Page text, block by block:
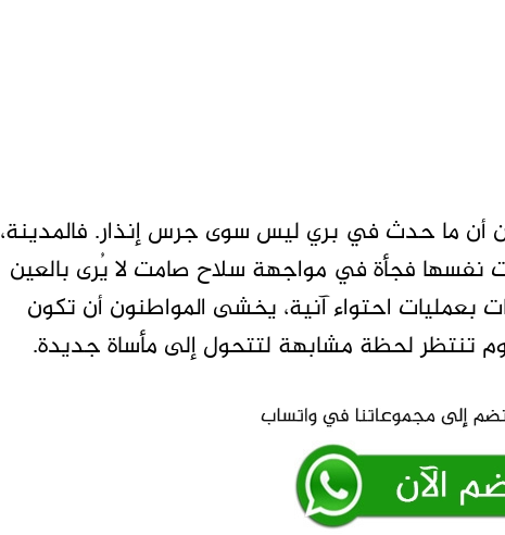
يرون أن ما حدث في بري ليس سوى جرس إنذار. فالمدينة،
نفسها فجأة في مواجهة سلاح صامت لا يُرى بالعين
بعمليات احتواء آنية، يخشى المواطنون أن تكون
تنتظر لحظة مشابهة لتتحول إلى مأساة جديدة.